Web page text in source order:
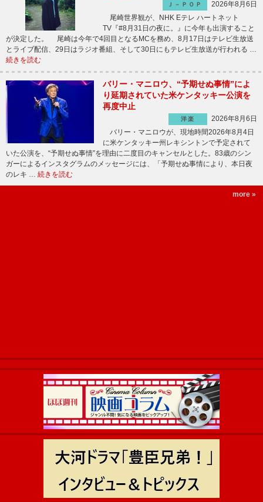
Ｊ－ＰＯＰ
2026年8月6日
尾崎世界観が、NHK Eテレ ハートネット
TV『#8月31日の夜に。』に今年も出演すること
が決定した。 尾崎は今年で4回目となるMCを務め、8月17日はテレビ生放送
とライブ配信、29日はラジオ番組、そして30日にもテレビ生放送が行われる …
続きを読む
バリー・マニロウ、“予期せぬ事情”によ
り延期されていた米ケンタッキー公演を
再度中止
洋楽
2026年8月6日
バリー・マニロウが、現地時間2026年8月4日
に米ケンタッキー州レキシントンで予定されて
いた公演を、“予期せぬ事情”を理由に二度目のキャンセルとした。83歳のシン
ガーによるインスタグラムのメッセージには、「予期せぬ事情により、本日夜
のレキ … 続きを読む
more »